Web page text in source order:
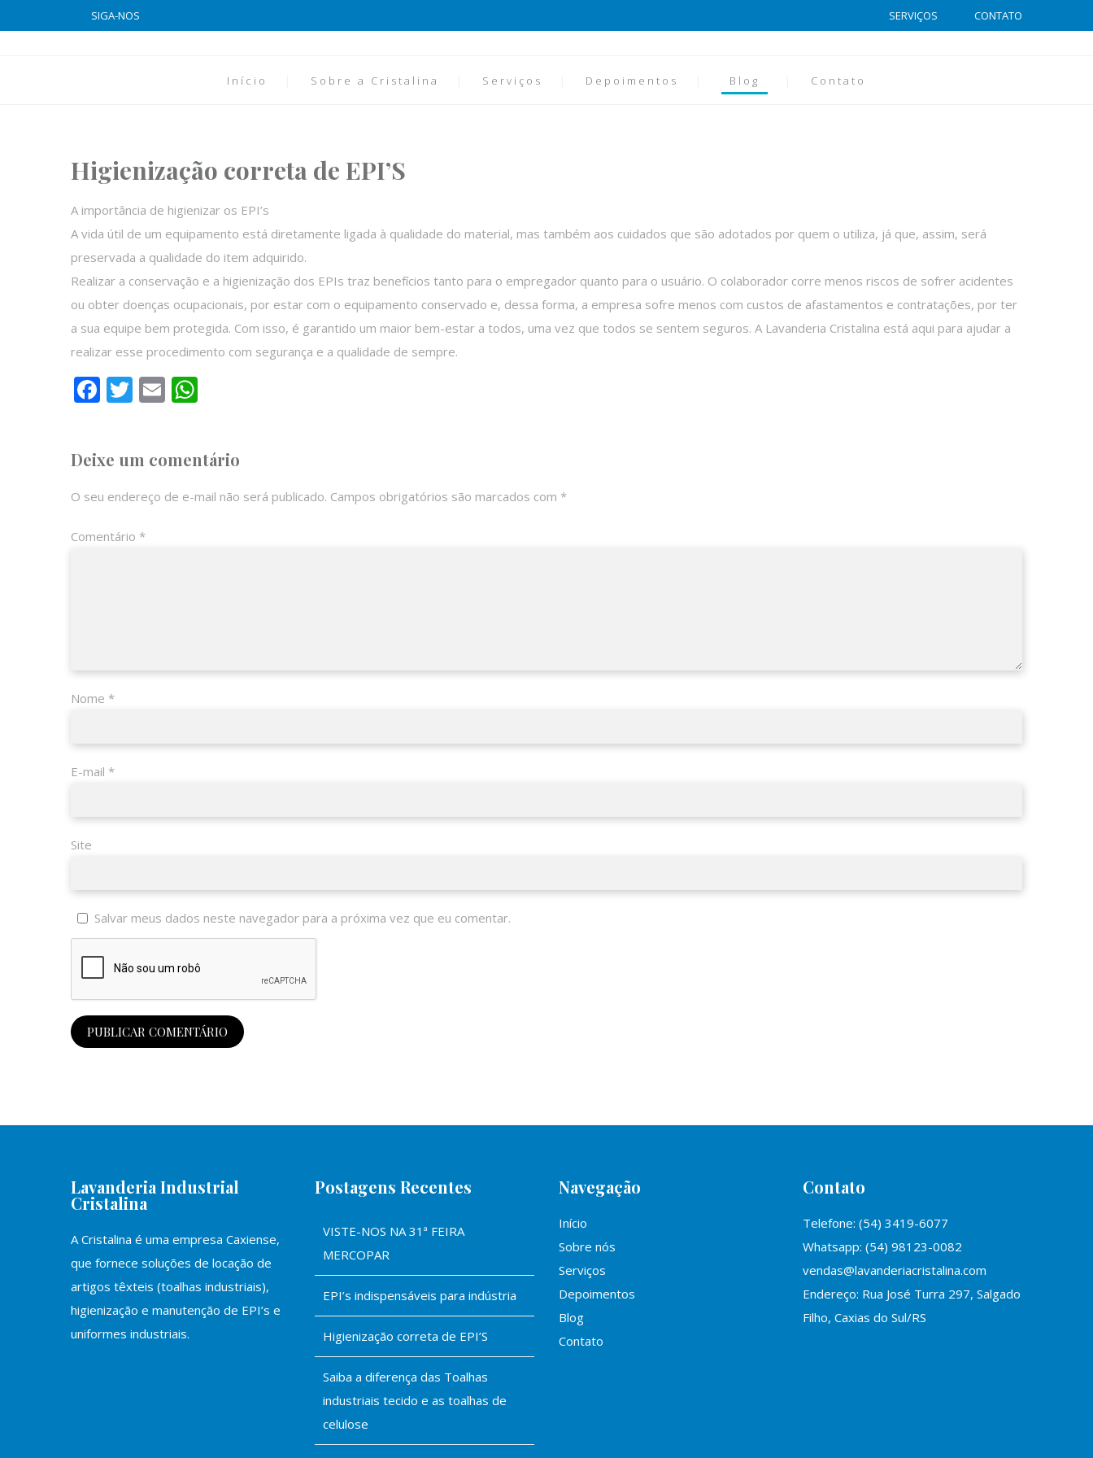
SIGA-NOS CONTATO
SERVIÇOS
Início Sobre a Cristalina Serviços Depoimentos Blog Contato
Higienização correta de EPI’S
A importância de higienizar os EPI’s
A vida útil de um equipamento está diretamente ligada à qualidade do material, mas também aos cuidados que são adotados por quem o utiliza, já que, assim, será
preservada a qualidade do item adquirido.
Realizar a conservação e a higienização dos EPIs traz benefícios tanto para o empregador quanto para o usuário. O colaborador corre menos riscos de sofrer acidentes
ou obter doenças ocupacionais, por estar com o equipamento conservado e, dessa forma, a empresa sofre menos com custos de afastamentos e contratações, por ter
a sua equipe bem protegida. Com isso, é garantido um maior bem-estar a todos, uma vez que todos se sentem seguros. A Lavanderia Cristalina está aqui para ajudar a
realizar esse procedimento com segurança e a qualidade de sempre.
Facebook
Twitter
Email
Deixe um comentário
O seu endereço de e-mail não será publicado. Campos obrigatórios são marcados com *
Comentário *
Nome *
E-mail *
Site
Salvar meus dados neste navegador para a próxima vez que eu comentar.
Lavanderia Industrial
Cristalina
A Cristalina é uma empresa Caxiense,
que fornece soluções de locação de
artigos têxteis (toalhas industriais),
higienização e manutenção de EPI’s e
uniformes industriais.
Postagens Recentes
VISTE-NOS NA 31ª FEIRA
MERCOPAR
EPI’s indispensáveis para indústria
Higienização correta de EPI’S
Saiba a diferença das Toalhas
industriais tecido e as toalhas de
celulose
Navegação
Início
Sobre nós
Serviços
Depoimentos
Blog
Contato
Contato
Telefone: (54) 3419-6077
Whatsapp: (54) 98123-0082
vendas@lavanderiacristalina.com
Endereço: Rua José Turra 297, Salgado
Filho, Caxias do Sul/RS